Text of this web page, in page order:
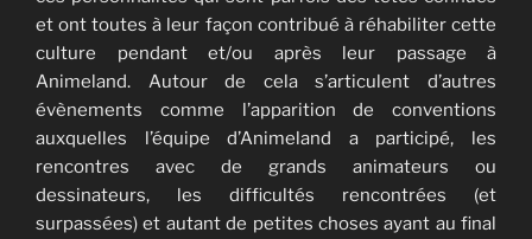
et ont toutes à leur façon contribué à réhabiliter cette
culture pendant et/ou après leur passage à
Animeland. Autour de cela s’articulent d’autres
évènements comme l’apparition de conventions
auxquelles l’équipe d’Animeland a participé, les
rencontres avec de grands animateurs ou
dessinateurs, les difficultés rencontrées (et
surpassées) et autant de petites choses ayant au final